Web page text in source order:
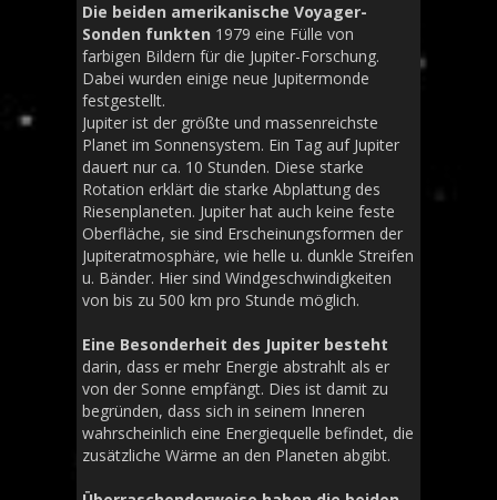
Die beiden amerikanische Voyager-
Sonden funkten 1979 eine Fülle von
farbigen Bildern für die Jupiter-Forschung.
Dabei wurden einige neue Jupitermonde
festgestellt.
Jupiter ist der größte und massenreichste
Planet im Sonnensystem. Ein Tag auf Jupiter
dauert nur ca. 10 Stunden. Diese starke
Rotation erklärt die starke Abplattung des
Riesenplaneten. Jupiter hat auch keine feste
Oberfläche, sie sind Erscheinungsformen der
Jupiteratmosphäre, wie helle u. dunkle Streifen
u. Bänder. Hier sind Windgeschwindigkeiten
von bis zu 500 km pro Stunde möglich.
Eine Besonderheit des Jupiter besteht
darin, dass er mehr Energie abstrahlt als er
von der Sonne empfängt. Dies ist damit zu
begründen, dass sich in seinem Inneren
wahrscheinlich eine Energiequelle befindet, die
zusätzliche Wärme an den Planeten abgibt.